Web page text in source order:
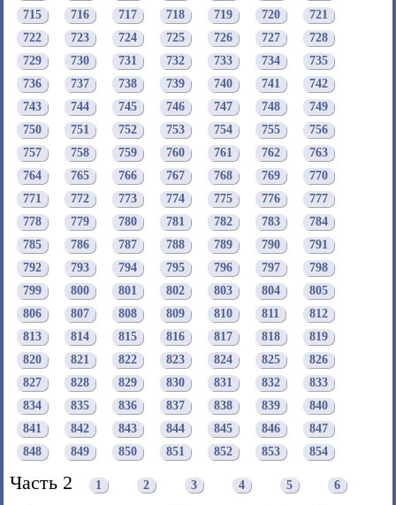
715
716 717 718 719 720
721
722
723 724 725 726 727
728
729
730 731 732 733 734
735
736
737 738 739 740 741
742
743
744 745 746 747 748
749
750
751 752 753 754 755
756
757
758 759 760 761 762
763
764
765 766 767 768 769
770
771
772 773 774 775 776
777
778
779 780 781 782 783
784
785
786 787 788 789 790
791
792
793 794 795 796 797
798
799
800 801 802 803 804
805
806
807 808 809 810 811
812
813
814 815 816 817 818
819
820
821 822 823 824 825
826
827
828 829 830 831 832
833
834
835 836 837 838 839
840
841
842 843 844 845 846
847
848
849 850 851 852 853 854
Часть 2 1 2 3 4 5 6